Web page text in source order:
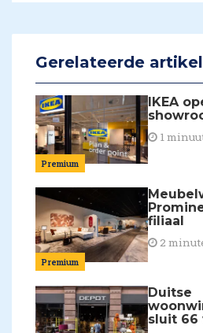
Gerelateerde
Premium
IKEA
1
Premium
filiaal
2
Duitse
sluit 66